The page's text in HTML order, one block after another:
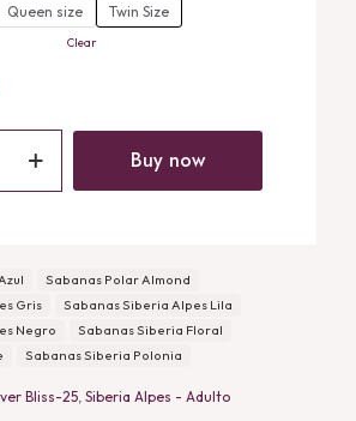
through
$81.79
Queen size Twin Size
Clear
Buy now
Sabanas Polar Almond
Gris
Sabanas Siberia Alpes Lila
Negro
Sabanas Siberia Floral
Sabanas Siberia Polonia
Bliss-25 Siberia Alpes - Adulto